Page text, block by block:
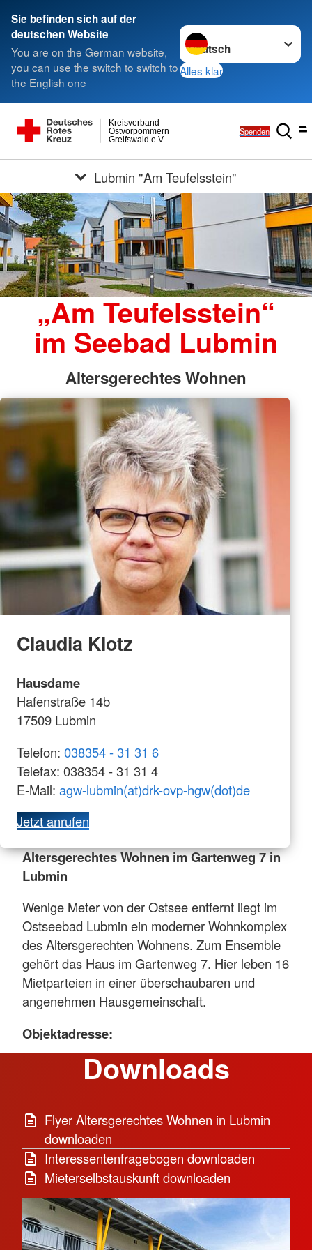
Sie befinden sich auf der
deutschen Website
You are on the German website,
you can use the switch to switch to
the English one
Sprache wechseln zu
Alles klar
Greifswald e.V.
Ostvorpommern
Kreisverband
Spenden
Lubmin "Am Teufelsstein"
„Am Teufelsstein“
im Seebad Lubmin
Altersgerechtes Wohnen
Claudia Klotz
Hausdame
Hafenstraße 14b
17509 Lubmin
Telefon: 038354 - 31 31 6
Telefax: 038354 - 31 31 4
E-Mail: agw-lubmin(at)drk-ovp-hgw(dot)de
Jetzt anrufen
Altersgerechtes Wohnen im Gartenweg 7 in
Lubmin
Wenige Meter von der Ostsee entfernt liegt im
Ostseebad Lubmin ein moderner Wohnkomplex
des Altersgerechten Wohnens. Zum Ensemble
gehört das Haus im Gartenweg 7. Hier leben 16
Mietparteien in einer überschaubaren und
angenehmen Hausgemeinschaft.
Objektadresse:
17509 Lubmin
Wohnen mit Ostseeblick
Die Wohnanlage wurde 1998 eröffnet und
umfasst 16 Zwei-Raum-Wohnungen mit
Wohnflächen zwischen 50 und 55
Quadratmetern. In dem Laubenganghaus
verfügt jede Wohnung über einen direkten
Downloads
Flyer Altersgerechtes Wohnen in Lubmin
downloaden
Interessentenfragebogen downloaden
Mieterselbstauskunft downloaden